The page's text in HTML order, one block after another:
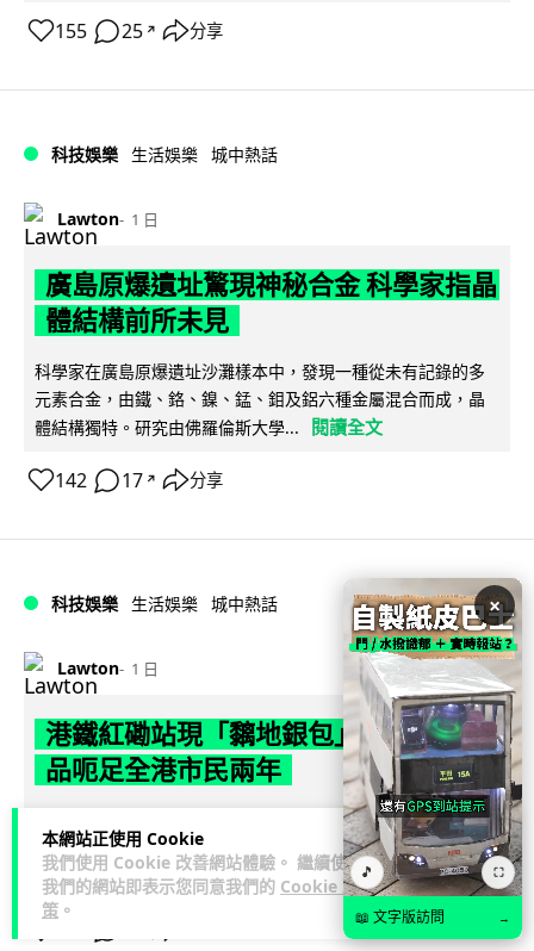
本網站正使用 Cookie
我們使用 Cookie 改善網站體驗。 繼續使用
我們的網站即表示您同意我們的 Cookie 政
策 。
155 25 ↗ 分享
科技娛樂 生活娛樂 城中熱話
Lawton 1 日
廣島原爆遺址驚現神秘合金 科學家指晶
體結構前所未見
科學家在廣島原爆遺址沙灘樣本中，發現一種從未有記錄的多
元素合金，由鐵、鉻、鎳、錳、鉬及鋁六種金屬混合而成，晶
體結構獨特。研究由佛羅倫斯大學...
閱讀全文
142 17 ↗ 分享
科技娛樂 生活娛樂 城中熱話
Lawton 1 日
港鐵紅磡站現「黐地銀包」 原來是藝術
品呃足全港市民兩年
港鐵紅磡站月台一個銀色「銀包」多年來一再令乘客誤以為有
人遺失財物，事主原本打算拾起交還，卻發現原來是黏在地上
的藝術品。這件名為《失而復得》的... 閱讀全文
×
🎵 ⛶
📖 文字版訪問 →